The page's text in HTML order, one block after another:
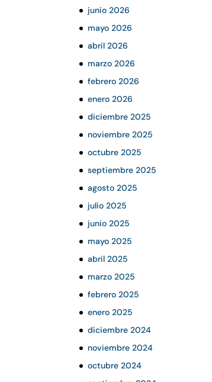
junio 2026
mayo 2026
abril 2026
marzo 2026
febrero 2026
enero 2026
diciembre 2025
noviembre 2025
octubre 2025
septiembre 2025
agosto 2025
julio 2025
junio 2025
mayo 2025
abril 2025
marzo 2025
febrero 2025
enero 2025
diciembre 2024
noviembre 2024
octubre 2024